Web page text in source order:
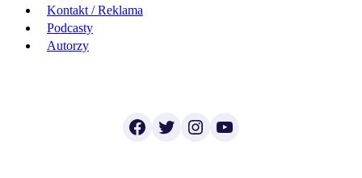
Kontakt / Reklama
Podcasty
Autorzy
Facebook
TwitterInstagram
YouTube